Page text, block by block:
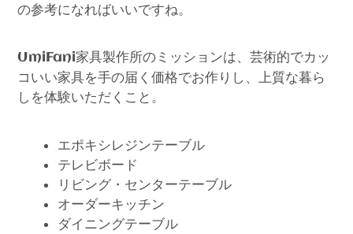
の参考になればいいですね。
UmiFani家具製作所のミッションは、芸術的でカッ
コいい家具を手の届く価格でお作りし、上質な暮ら
しを体験いただくこと。
エポキシレジンテーブル
テレビボード
リビング・センターテーブル
オーダーキッチン
ダイニングテーブル